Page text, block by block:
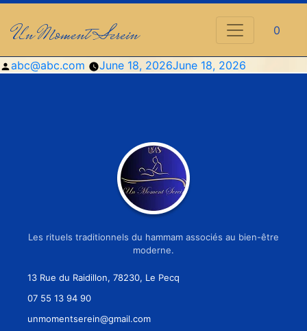
Un Moment Serein 0
Posted
abc@abc.com June 18, 2026June 18, 2026
Les rituels traditionnels du hammam associés au bien-être
moderne.
13 Rue du Raidillon, 78230, Le Pecq
07 55 13 94 90
unmomentserein@gmail.com